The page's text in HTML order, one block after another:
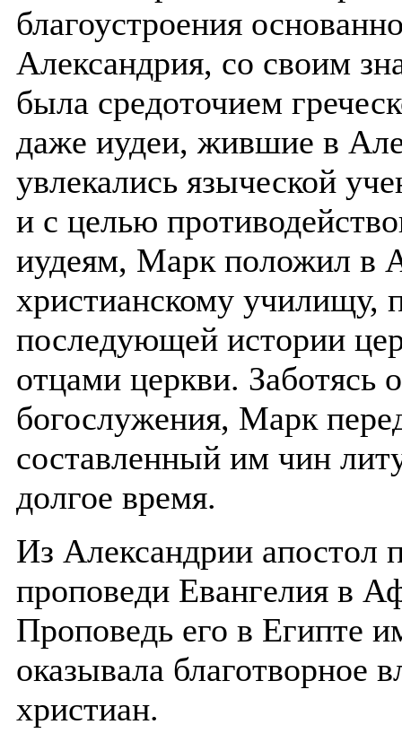
благоустроения
Александрия, со своим
была средоточием
даже иудеи, жившие в
увлекались языческой
и с целью
иудеям, Марк положил в
христианскому училищу,
последующей истории
отцами церкви. Заботясь
богослужения, Марк
составленный им чин
долгое время.
Из Александрии апостол
проповеди Евангелия в
Проповедь его в Египте
оказывала благотворное
христиан.